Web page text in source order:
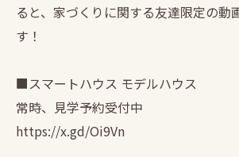
ると、家づくりに関する友達限定の動
す！
■スマートハウス モデルハウス
常時、見学予約受付中
https://x.gd/Oi9Vn